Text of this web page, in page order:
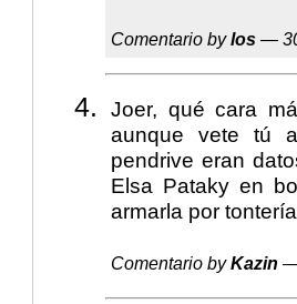
Comentario bylos —
Joer, qué cara
aunque vete tú
pendrive eran
Elsa Pataky en
armarla por
Comentario byKazin —